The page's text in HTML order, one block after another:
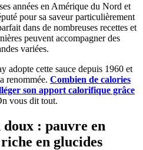
années en Amérique du Nord et
pour sa saveur particulièrement
dans de nombreuses recettes et
peuvent accompagner des
variées.
adopte cette sauce depuis 1960 et
renommée. Combien de calories
son apport calorifique grâce
vous dit tout.
doux : pauvre en
en glucides